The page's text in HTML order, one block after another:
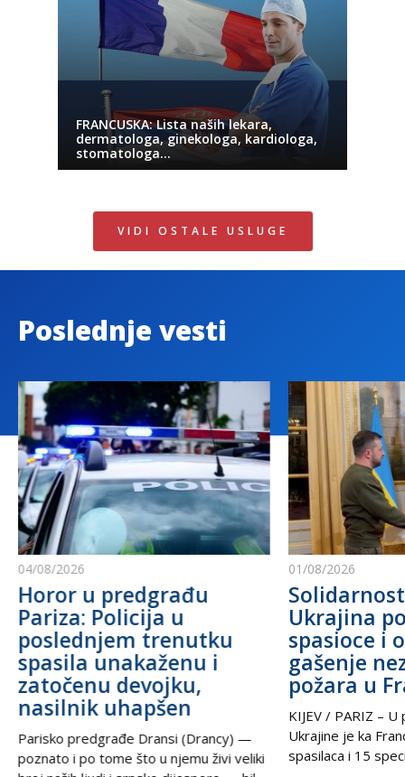
FRANCUSKA: Lista naših lekara,
dermatologa, ginekologa, kardiologa,
stomatologa…
VIDI OSTALE USLUGE
Poslednje vesti
04/08/2026
Horor u predgrađu
Pariza: Policija u
poslednjem trenutku
spasila unakaženu i
zatočenu devojku,
nasilnik uhapšen
Parisko predgrađe Dransi (Drancy) —
poznato i po tome što u njemu živi veliki
01/08/2026
Ukrajina
spasioce i
gašenje
požara u
KIJEV / PARIZ –
Ukrajine je ka
spasilaca i 15